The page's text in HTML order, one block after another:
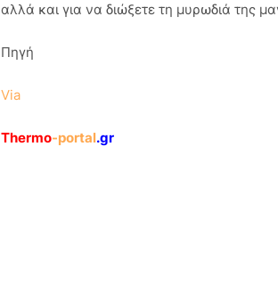
αλλά και για να διώξετε τη μυρωδιά της
Πηγή
Via
Thermo-portal.gr